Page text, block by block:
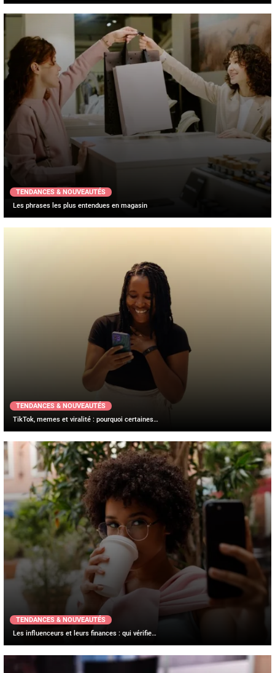
TENDANCES & NOUVEAUTÉS
Les phrases les plus entendues en magasin
TENDANCES & NOUVEAUTÉS
TikTok, memes et viralité : pourquoi certaines…
TENDANCES & NOUVEAUTÉS
Les influenceurs et leurs finances : qui vérifie…